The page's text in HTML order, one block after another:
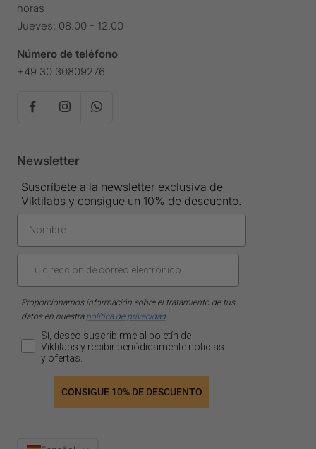
horas
Jueves: 08.00 - 12.00
Número de teléfono
+49 30 30809276
Newsletter
Suscríbete a la newsletter exclusiva de
Viktilabs y consigue un 10% de descuento.
Proporcionamos información sobre el tratamiento de tus
datos en nuestra política de privacidad.
Sí, deseo suscribirme al boletín de
Viktilabs y recibir periódicamente noticias
y ofertas.
CONSIGUE 10% DE DESCUENTO
Idioma